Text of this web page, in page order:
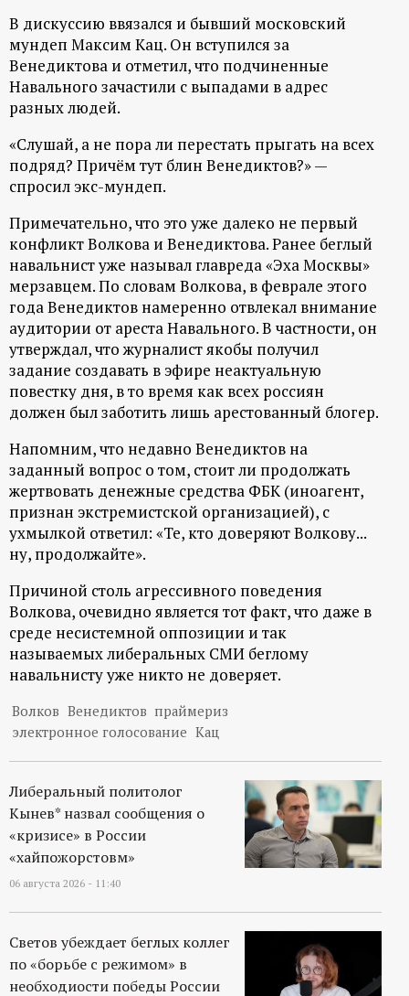
н
ы
й
п
о
р
т
а
л
В дискуссию ввязался и бывший московский
мундеп Максим Кац. Он вступился за
Венедиктова и отметил, что подчиненные
Навального зачастили с выпадами в адрес
разных людей.
«Слушай, а не пора ли перестать прыгать на всех
подряд? Причём тут блин Венедиктов?» —
спросил экс-мундеп.
Примечательно, что это уже далеко не первый
конфликт Волкова и Венедиктова. Ранее беглый
навальнист уже называл главреда «Эха Москвы»
мерзавцем. По словам Волкова, в феврале этого
года Венедиктов намеренно отвлекал внимание
аудитории от ареста Навального. В частности, он
утверждал, что журналист якобы получил
задание создавать в эфире неактуальную
повестку дня, в то время как всех россиян
должен был заботить лишь арестованный блогер.
Напомним, что недавно Венедиктов на
заданный вопрос о том, стоит ли продолжать
жертвовать денежные средства ФБК (иноагент,
признан экстремистской организацией), с
ухмылкой ответил: «Те, кто доверяют Волкову...
ну, продолжайте».
Причиной столь агрессивного поведения
Волкова, очевидно является тот факт, что даже в
среде несистемной оппозиции и так
называемых либеральных СМИ беглому
навальнисту уже никто не доверяет.
Волков Венедиктов праймериз
электронное голосование Кац
Либеральный политолог
Кынев* назвал сообщения о
«кризисе» в России
«хайпожорстовм»
06 августа 2026 - 11:40
Светов убеждает беглых коллег
по «борьбе с режимом» в
необходиости победы России